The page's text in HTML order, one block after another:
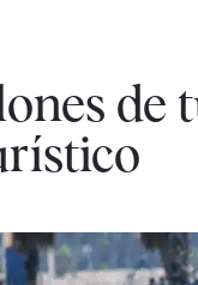
de